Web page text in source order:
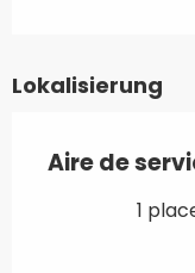
Lokalisierung
Aire de
1